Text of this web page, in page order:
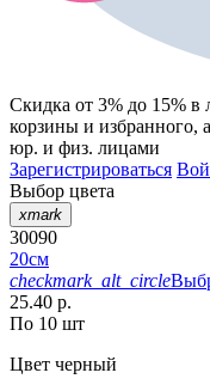
Скидка от 3% до 15% в
корзины и избранного,
юр. и физ. лицами
Зарегистрироваться
Выбор цвета
xmark
30090
20см
checkmark_alt_circle
25.40 р.
По 10 шт
Цвет черный